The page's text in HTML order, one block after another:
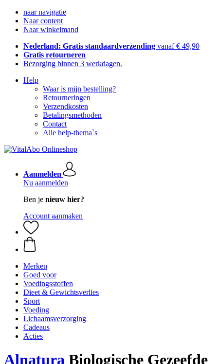
naar navigatie
Naar content
Naar winkelmand
Nederland: Gratis standaardverzending vanaf € 49,90
Gratis retourneren
Bezorging binnen 3 werkdagen.
Help
Waar is mijn bestelling?
Retourneringen
Verzendkosten
Betalingsmethoden
Contact
Alle help-thema`s
Aanmelden
Nu aanmelden
Ben je nieuw hier?
Account aanmaken
Merken
Goed voor
Voedingsstoffen
Dieet & Gewichtsverlies
Sport
Voeding
Lichaamsverzorging
Cadeaus
Acties
Alnatura Biologische Gezeefde